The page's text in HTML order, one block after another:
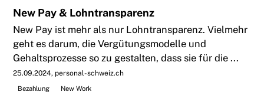
New Pay & Lohntransparenz
New Pay ist mehr als nur Lohntransparenz. Vielmehr
geht es darum, die Vergütungsmodelle und
Gehaltsprozesse so zu gestalten, dass sie für die ...
25.09.2024 personal-schweiz.ch
Bezahlung
New Work